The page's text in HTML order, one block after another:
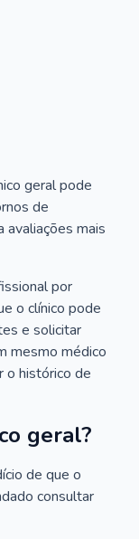
geral pode
de
avaliações mais
por
o clínico pode
e solicitar
mesmo médico
o histórico de
geral?
de que o
consultar